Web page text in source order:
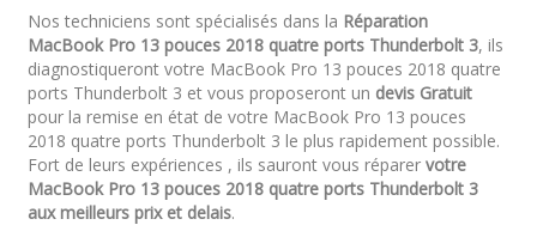
Nos techniciens sont spécialisés dans la Réparation
MacBook Pro 13 pouces 2018 quatre ports Thunderbolt 3, ils
diagnostiqueront votre MacBook Pro 13 pouces 2018 quatre
ports Thunderbolt 3 et vous proposeront un devis Gratuit
pour la remise en état de votre MacBook Pro 13 pouces
2018 quatre ports Thunderbolt 3 le plus rapidement possible.
Fort de leurs expériences , ils sauront vous réparer votre
MacBook Pro 13 pouces 2018 quatre ports Thunderbolt 3
aux meilleurs prix et delais.